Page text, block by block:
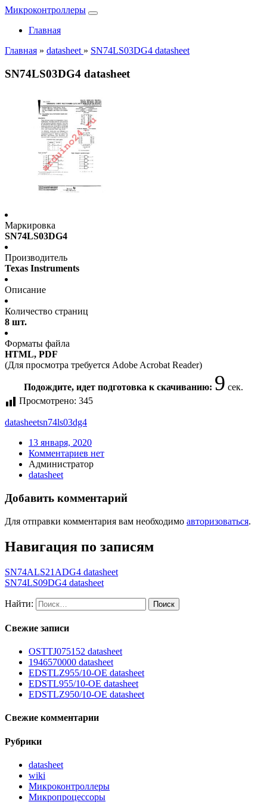
Микроконтроллеры
Главная
Главная » datasheet » SN74LS03DG4 datasheet
SN74LS03DG4 datasheet
Маркировка
SN74LS03DG4
Производитель
Texas Instruments
Описание
Количество страниц
8 шт.
Форматы файла
HTML, PDF
(Для просмотра требуется Adobe Acrobat Reader)
Подождите, идет подготовка к скачиванию: 9 сек.
Просмотрено: 345
datasheetsn74ls03dg4
13 января, 2020
Комментариев нет
Администратор
datasheet
Добавить комментарий
Для отправки комментария вам необходимо авторизоваться.
Навигация по записям
SN74ALS21ADG4 datasheet
SN74LS09DG4 datasheet
Найти:
Свежие записи
OSTTJ075152 datasheet
1946570000 datasheet
EDSTLZ955/10-OE datasheet
EDSTL955/10-OE datasheet
EDSTLZ950/10-OE datasheet
Свежие комментарии
Рубрики
datasheet
wiki
Микроконтроллеры
Микропроцессоры